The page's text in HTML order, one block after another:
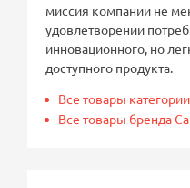
миссия компании не
удовлетворении
инновационного, но
доступного продукта.
Все товары категории
Все товары бренда